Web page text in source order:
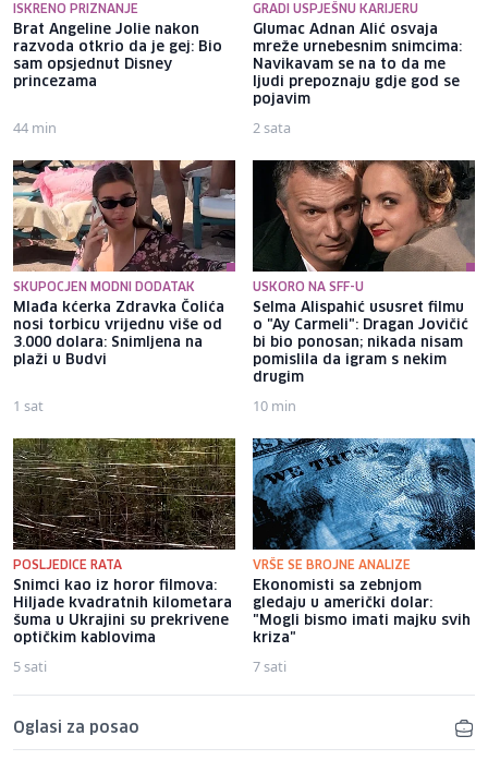
ISKRENO PRIZNANJE
Brat Angeline Jolie nakon
razvoda otkrio da je gej: Bio
sam opsjednut Disney
princezama
44 min
GRADI USPJEŠNU KARIJERU
Glumac Adnan Alić osvaja
mreže urnebesnim snimcima:
Navikavam se na to da me
ljudi prepoznaju gdje god se
pojavim
2 sata
SKUPOCJEN MODNI DODATAK
Mlađa kćerka Zdravka Čolića
nosi torbicu vrijednu više od
3.000 dolara: Snimljena na
plaži u Budvi
1 sat
USKORO NA SFF-U
Selma Alispahić ususret filmu
o "Ay Carmeli": Dragan Jovičić
bi bio ponosan; nikada nisam
pomislila da igram s nekim
drugim
10 min
POSLJEDICE RATA
Snimci kao iz horor filmova:
Hiljade kvadratnih kilometara
šuma u Ukrajini su prekrivene
optičkim kablovima
5 sati
VRŠE SE BROJNE ANALIZE
Ekonomisti sa zebnjom
gledaju u američki dolar:
"Mogli bismo imati majku svih
kriza"
7 sati
Oglasi za posao